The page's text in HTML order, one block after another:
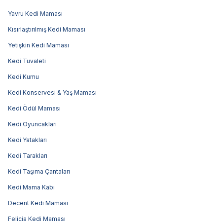
Yavru Kedi Maması
Kısırlaştırılmış Kedi Maması
Yetişkin Kedi Maması
Kedi Tuvaleti
Kedi Kumu
Kedi Konservesi & Yaş Maması
Kedi Ödül Maması
Kedi Oyuncakları
Kedi Yatakları
Kedi Tarakları
Kedi Taşıma Çantaları
Kedi Mama Kabı
Decent Kedi Maması
Felicia Kedi Maması